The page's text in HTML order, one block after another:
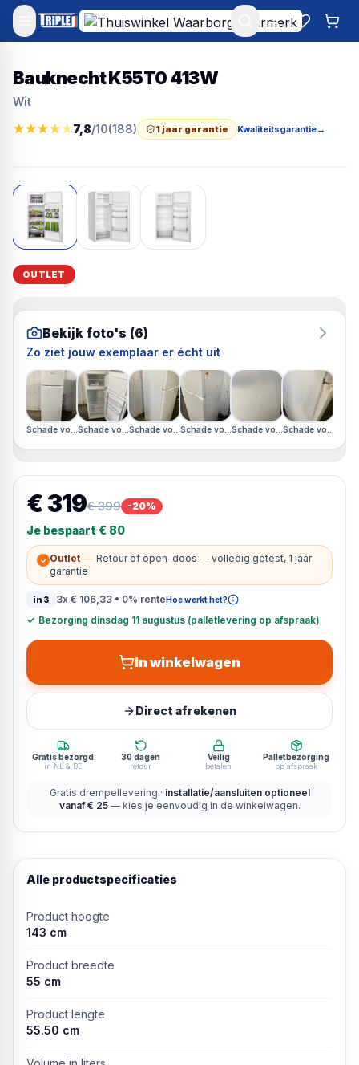
Mijn account
Bauknecht K55T0 413W
Wit
★★★★★7,8/10(188) 1 jaar garantie Kwaliteitsgarantie→
OUTLET
Bekijk foto's (6)
Zo ziet jouw exemplaar er écht uit
Schade voorkant · Schade linkerzijkant
Schade voorkant · Schade linkerzijkant
Schade voorkant · Schade linkerzijkant
Schade voorkant · Schade linkerzijkant
Schade voorkant · Schade
Schade voorkant
€ 319€ 399 -20%
Je bespaart € 80
✓ Outlet — Retour of open-doos — volledig getest, 1 jaar
garantie
in3 3x € 106,33• 0% renteHoe werkt het?
✓ Bezorging dinsdag 11 augustus (palletlevering op afspraak)
In winkelwagen
Direct afrekenen
Gratis bezorgd
in NL & BE
30 dagen
retour
Veilig
betalen
Palletbezorging
op afspraak
Gratis drempellevering · installatie/aansluiten optioneel
vanaf € 25 — kies je eenvoudig in de winkelwagen.
Alle productspecificaties
Product hoogte
143 cm
Product breedte
55 cm
Product lengte
55.50 cm